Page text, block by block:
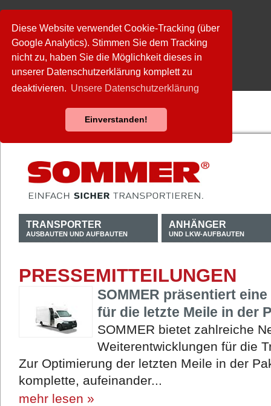
Diese Website verwendet Cookie-Tracking (über
Google Analytics). Stimmen Sie dem Tracking
nicht zu, haben Sie die Möglichkeit dieses in
unserer Datenschutzerklärung komplett zu
deaktivieren. Unsere Datenschutzerklärung
Einverstanden!
TRANSPORTER
AUSBAUTEN UND AUFBAUTEN
ANHÄNGER
UND LKW-AUFBAUTEN
PRESSEMITTEILUNGEN
SOMMER präsentiert
für die letzte Meile in der
SOMMER bietet zahlreiche
Weiterentwicklungen für die
Zur Optimierung der letzten Meile in der
komplette, aufeinander...
mehr lesen »